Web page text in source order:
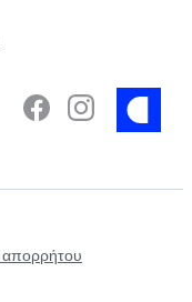
απορρήτου